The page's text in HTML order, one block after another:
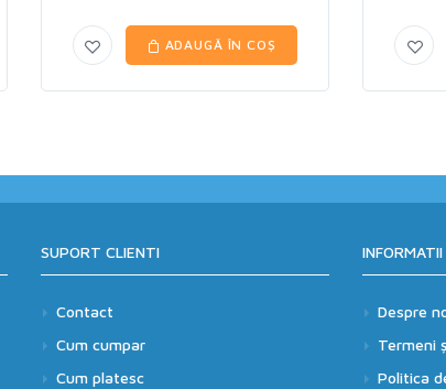
ADAUGĂ ÎN COȘ
SUPORT CLIENTI
Contact
Cum cumpar
Cum platesc
Despre
Termeni
Politica